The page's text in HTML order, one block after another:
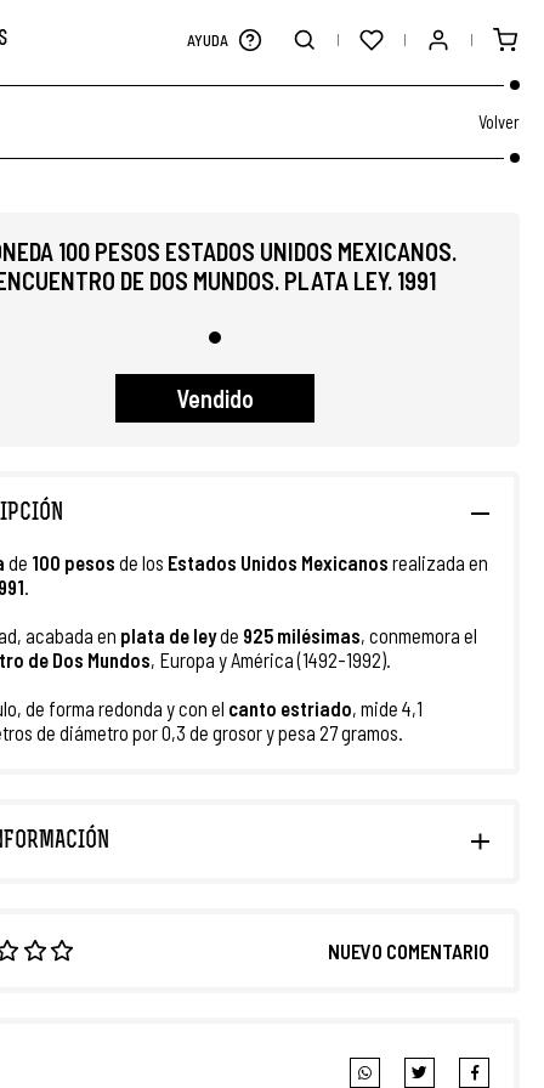
AYUDA
Volver
100 PESOS ESTADOS UNIDOS MEXICANOS.
DE DOS MUNDOS. PLATA LEY. 1991
Vendido
de 100 pesos de los Estados Unidos Mexicanos realizada en
.
acabada en plata de leyde 925 milésimas, conmemora el
de Dos Mundos, Europa y América (1492-1992).
de forma redonda y con el canto estriado, mide 4,1
de diámetro por 0,3 de grosor y pesa 27 gramos.
NUEVO COMENTARIO